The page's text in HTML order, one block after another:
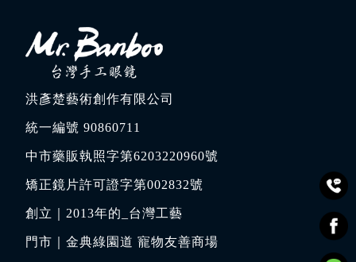
洪彥楚藝術創作有限公司
統一編號 90860711
中市藥販執照字第6203220960號
矯正鏡片許可證字第002832號
創立｜2013年的_台灣工藝
門市｜金典綠園道 寵物友善商場